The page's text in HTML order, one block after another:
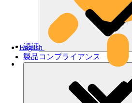
English
認証
製品コンプライアンス